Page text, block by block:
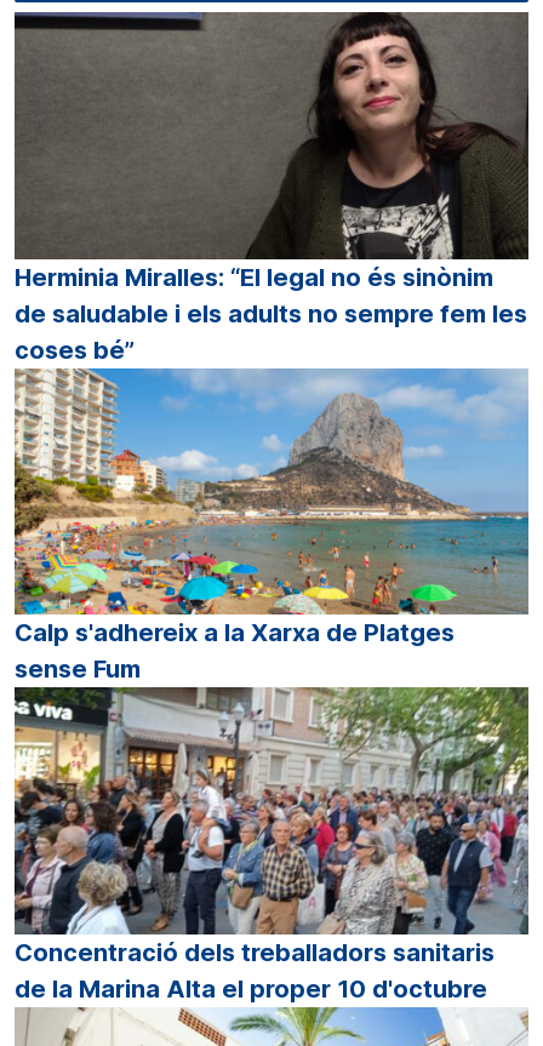
Herminia Miralles: “El legal no és sinònim
de saludable i els adults no sempre fem les
coses bé”
Calp s'adhereix a la Xarxa de Platges
sense Fum
Concentració dels treballadors sanitaris
de la Marina Alta el proper 10 d'octubre